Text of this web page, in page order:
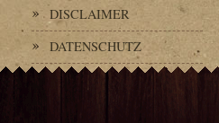
DISCLAIMER
DATENSCHUTZ